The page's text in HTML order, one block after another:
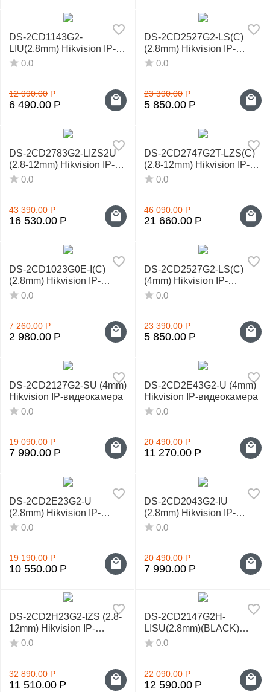
DS-2CD1143G2-
LIU(2.8mm) Hikvision IP-
видеокамера
0.0
12 990.00 Р
6 490.00 Р
DS-2CD2527G2-LS(С)
(2.8mm) Hikvision IP-
видеокамера
0.0
23 390.00 Р
5 850.00 Р
DS-2CD2783G2-LIZS2U
(2.8-12mm) Hikvision IP-
видеокамера
0.0
43 390.00 Р
16 530.00 Р
DS-2CD2747G2T-LZS(C)
(2.8‑12mm) Hikvision IP-
видеокамера
0.0
46 090.00 Р
21 660.00 Р
DS-2CD1023G0E-I(C)
(2.8mm) Hikvision IP-
видеокамера
0.0
7 260.00 Р
2 980.00 Р
DS-2CD2527G2-LS(С)
(4mm) Hikvision IP-
видеокамера
0.0
23 390.00 Р
5 850.00 Р
DS-2CD2127G2-SU (4mm)
Hikvision IP-видеокамера
0.0
19 090.00 Р
7 990.00 Р
DS-2CD2E43G2-U (4mm)
Hikvision IP-видеокамера
0.0
20 490.00 Р
11 270.00 Р
DS-2CD2E23G2-U
(2.8mm) Hikvision IP-
видеокамера
0.0
19 190.00 Р
10 550.00 Р
DS-2CD2043G2-IU
(2.8mm) Hikvision IP-
видеокамера
0.0
20 490.00 Р
7 990.00 Р
DS-2CD2H23G2-IZS (2.8-
12mm) Hikvision IP-
видеокамера
0.0
32 890.00 Р
11 510.00 Р
DS-2CD2147G2H-
LISU(2.8mm)(BLACK)
Hikvision IP-видеокамера
0.0
22 090.00 Р
12 590.00 Р